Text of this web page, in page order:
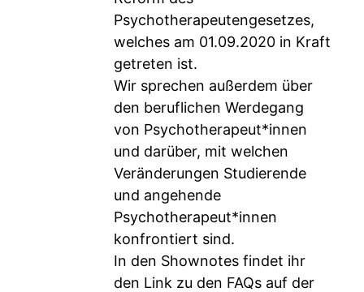
Psychotherapeutengesetzes,
welches am 01.09.2020 in Kraft
getreten ist.
Wir sprechen außerdem über
den beruflichen Werdegang
von Psychotherapeut*innen
und darüber, mit welchen
Veränderungen Studierende
und angehende
Psychotherapeut*innen
konfrontiert sind.
In den Shownotes findet ihr
den Link zu den FAQs auf der